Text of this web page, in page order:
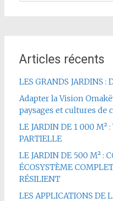
Articles récents
LES GRANDS JARDINS :
Adapter la Vision
paysages et cultures de
LE JARDIN DE 1 000 M² :
PARTIELLE
LE JARDIN DE 500 M² :
ÉCOSYSTÈME
RÉSILIENT
LES APPLICATIONS DE